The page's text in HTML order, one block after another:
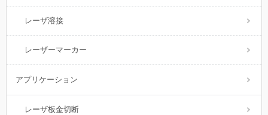
レーザ溶接
レーザーマーカー
アプリケーション
レーザ板金切断